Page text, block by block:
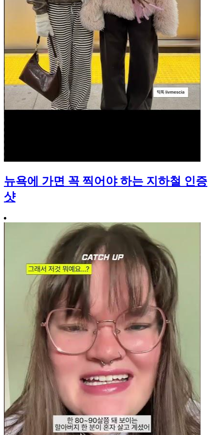
뉴욕에 가면 꼭 찍어야 하는 지하철 인증
샷